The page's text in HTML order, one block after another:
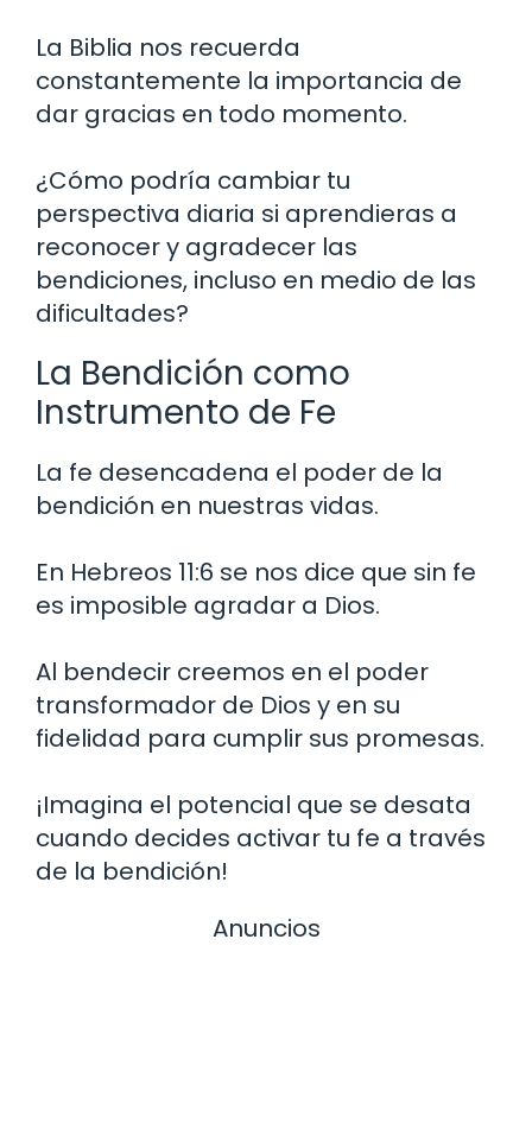
La Biblia nos recuerda
constantemente la importancia de
dar gracias en todo momento.
¿Cómo podría cambiar tu
perspectiva diaria si aprendieras a
reconocer y agradecer las
bendiciones, incluso en medio de las
dificultades?
La Bendición como
Instrumento de Fe
La fe desencadena el poder de la
bendición en nuestras vidas.
En Hebreos 11:6 se nos dice que sin fe
es imposible agradar a Dios.
Al bendecir creemos en el poder
transformador de Dios y en su
fidelidad para cumplir sus promesas.
¡Imagina el potencial que se desata
cuando decides activar tu fe a través
de la bendición!
Anuncios